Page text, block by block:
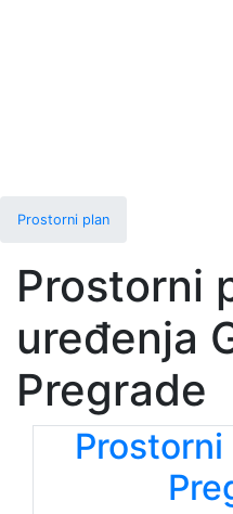
Prostorni plan
Prostorni
uređenja
Pregrade
Prostorni